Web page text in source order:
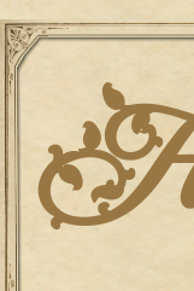
Skip
to
content